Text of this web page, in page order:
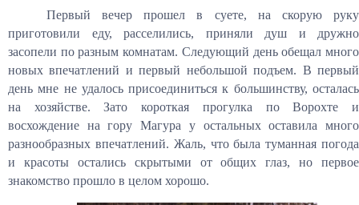
Первый вечер прошел в суете, на скорую руку
приготовили еду, расселились, приняли душ и дружно
засопели по разным комнатам. Следующий день обещал много
новых впечатлений и первый небольшой подъем. В первый
день мне не удалось присоединиться к большинству, осталась
на хозяйстве. Зато короткая прогулка по Ворохте и
восхождение на гору Магура у остальных оставила много
разнообразных впечатлений. Жаль, что была туманная погода
и красоты остались скрытыми от общих глаз, но первое
знакомство прошло в целом хорошо.